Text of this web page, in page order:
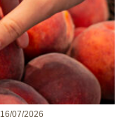
16/07/2026